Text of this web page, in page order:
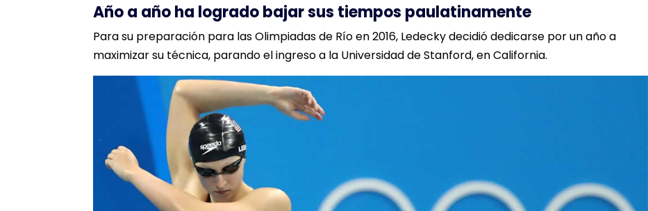
Año a año ha logrado bajar sus tiempos paulatinamente
Para su preparación para las Olimpiadas de Río en 2016, Ledecky decidió dedicarse por un año a
maximizar su técnica, parando el ingreso a la Universidad de Stanford, en California.